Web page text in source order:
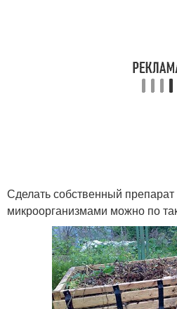
Сделать собственный
микроорганизмами можно по